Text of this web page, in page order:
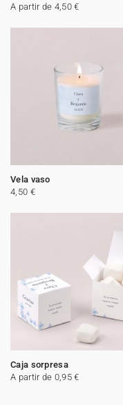
A partir de 4,50 €
Vela vaso
4,50 €
Caja sorpresa
A partir de 0,95 €